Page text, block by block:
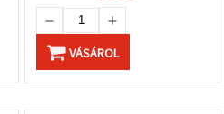
VÁSÁROL